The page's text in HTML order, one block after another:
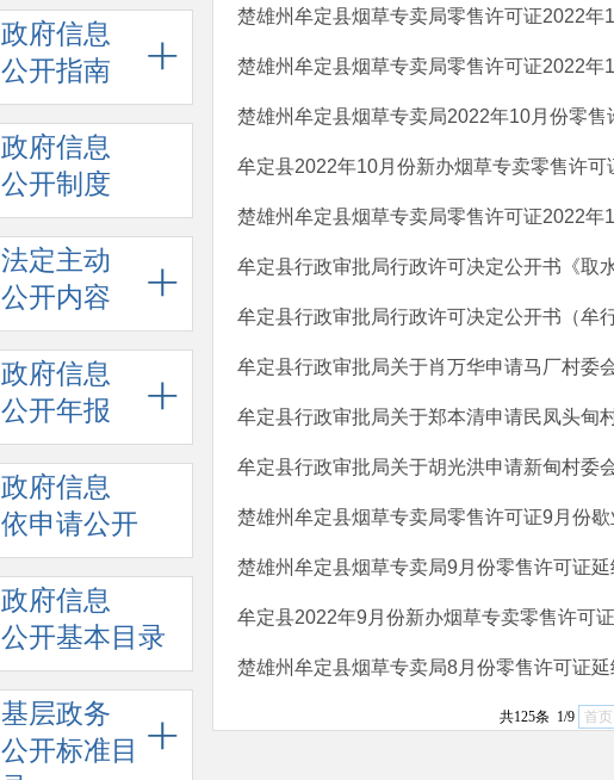
政府信息
公开指南
政府信息
公开制度
法定主动
公开内容
政府信息
公开年报
政府信息
依申请公开
政府信息
公开基本目录
基层政务
公开标准目
楚雄州牟定县烟草专卖局零售许可证2022年
楚雄州牟定县烟草专卖局零售许可证2022年
楚雄州牟定县烟草专卖局2022年10月份零售
牟定县2022年10月份新办烟草专卖零售许可
楚雄州牟定县烟草专卖局零售许可证2022年
牟定县行政审批局行政许可决定公开书《取
牟定县行政审批局行政许可决定公开书（牟
牟定县行政审批局关于肖万华申请马厂村委
牟定县行政审批局关于郑本清申请民凤头甸
牟定县行政审批局关于胡光洪申请新甸村委
楚雄州牟定县烟草专卖局零售许可证9月份
楚雄州牟定县烟草专卖局9月份零售许可证
牟定县2022年9月份新办烟草专卖零售许可
楚雄州牟定县烟草专卖局8月份零售许可证
共125条 1/9 首页